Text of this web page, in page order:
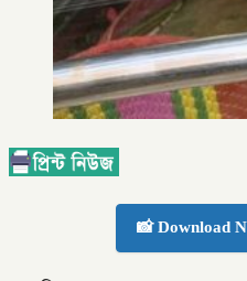
📸 Download